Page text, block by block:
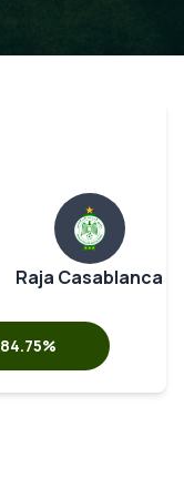
Raja Casablanca
84.75%